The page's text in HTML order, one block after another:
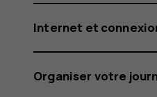
Internet et
Organiser votre